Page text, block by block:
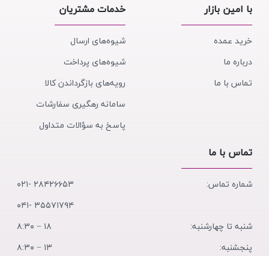
با امین بازار
خرید عمده
درباره ما
تماس با ما
خدمات مشتریان
شیوه‌های ارسال
شیوه‌های پرداخت
رویه‌های بازگرداندن کالا
سامانه رهگیری سفارشات
پاسخ به سؤالات متداول
تماس با ما
شماره تماس:
۲۸۴۲۶۶۵۳ -۰۲۱
۳۵۵۷۱۷۹۴ -۰۴۱
شنبه تا چهارشنبه:
۱۸ − ۸:۳۰
پنجشنبه:
۱۳ − ۸:۳۰